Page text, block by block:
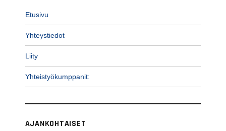
Etusivu
Yhteystiedot
Liity
Yhteistyökumppanit:
AJANKOHTAISET